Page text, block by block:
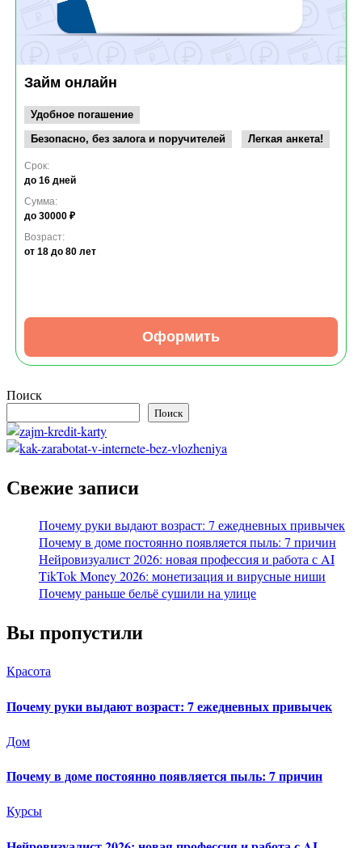
Займ онлайн
Удобное погашение
Безопасно, без залога и поручителей
Легкая анкета!
Срок:
до 16 дней
Сумма:
до 30000 ₽
Возраст:
от 18 до 80 лет
Оформить
Поиск
Поиск
Свежие записи
Почему руки выдают возраст: 7 ежедневных привычек
Почему в доме постоянно появляется пыль: 7 причин
Нейровизуалист 2026: новая профессия и работа с AI
TikTok Money 2026: монетизация и вирусные ниши
Почему раньше бельё сушили на улице
Вы пропустили
Красота
Почему руки выдают возраст: 7 ежедневных привычек
Дом
Почему в доме постоянно появляется пыль: 7 причин
Курсы